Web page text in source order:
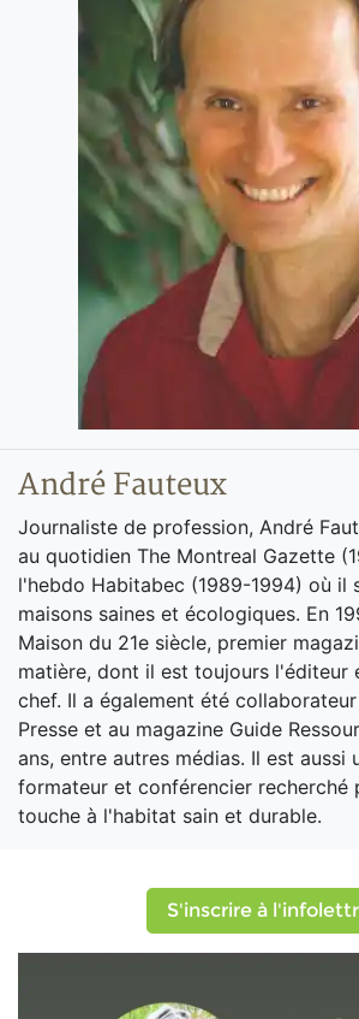
André Fauteux
Journaliste de profession, André
au quotidien The Montreal Gazette
l'hebdo Habitabec (1989-1994) où il
maisons saines et écologiques. En
Maison du 21e siècle, premier
matière, dont il est toujours l'éditeur
chef. Il a également été
Presse et au magazine Guide
ans, entre autres médias. Il est aussi
formateur et conférencier recherché
touche à l'habitat sain et durable.
S'inscrire à